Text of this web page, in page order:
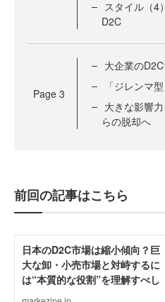
スタイル（4
D2C
Page 3
大企業の
「ジレンマ
大きな影響
らの脱却へ
前回の記事はこちら